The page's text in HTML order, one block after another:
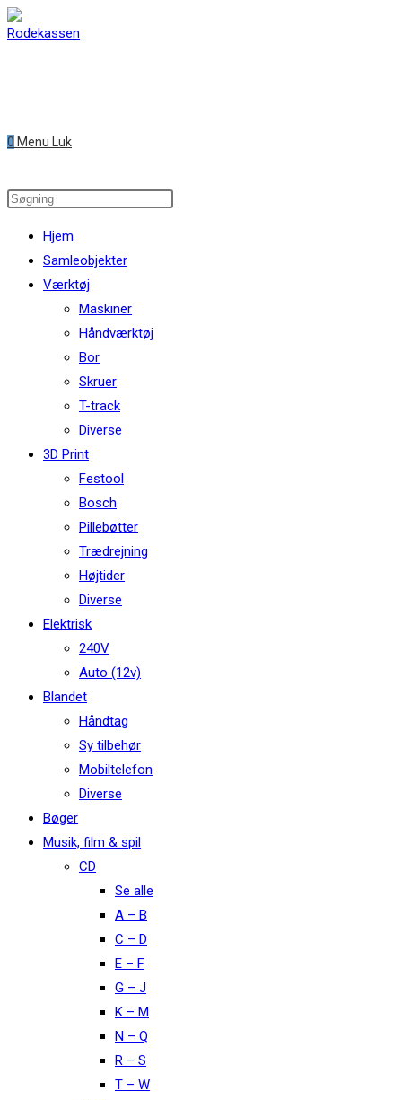
Skip
to
0 Menu Luk
Search
website
Hjem
Samleobjekter
Værktøj
Maskiner
Håndværktøj
Bor
Skruer
T-track
Diverse
3D Print
Festool
Bosch
Pillebøtter
Trædrejning
Højtider
Diverse
Elektrisk
240V
Auto (12v)
Blandet
Håndtag
Sy tilbehør
Mobiltelefon
Diverse
Bøger
Musik, film & spil
CD
Se alle
A – B
C – D
E – F
G – J
K – M
N – Q
R – S
T – W